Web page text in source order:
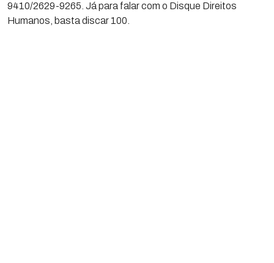
9410/2629-9265. Já para falar com o Disque Direitos
Humanos, basta discar 100.